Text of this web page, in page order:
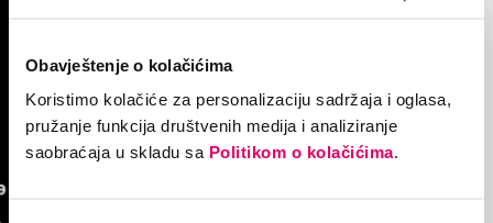
Obavještenje o kolačićima
Koristimo kolačiće za personalizaciju sadržaja i oglasa,
pružanje funkcija društvenih medija i analiziranje
saobraćaja u skladu sa Politikom o kolačićima.